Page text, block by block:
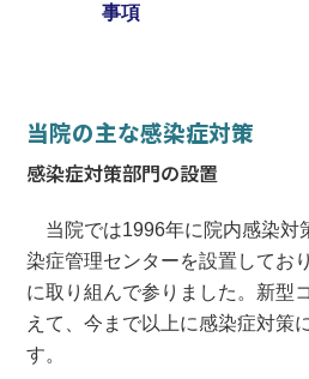
事項
当院の主な感染症対策
感染症対策部門の設置
当院では1996年に院内感染対
染症管理センターを設置してお
に取り組んで参りました。新型
えて、今まで以上に感染症対策
す。